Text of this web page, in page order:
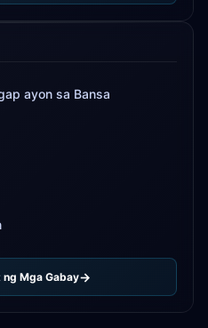
ayon sa Bansa
ng Mga Gabay